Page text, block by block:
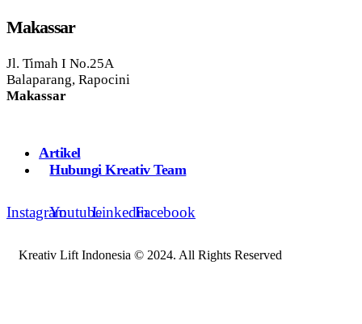
Makassar
Jl. Timah I No.25A
Balaparang, Rapocini
Makassar
Artikel
Hubungi Kreativ Team
Facebook
Youtube
Instagram Linkedin
Kreativ Lift Indonesia © 2024. All Rights Reserved